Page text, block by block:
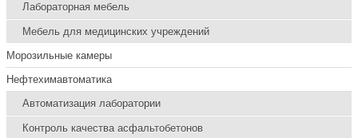
Лабораторная мебель
Мебель для медицинских учреждений
Морозильные камеры
Нефтехимавтоматика
Автоматизация лаборатории
Контроль качества асфальтобетонов